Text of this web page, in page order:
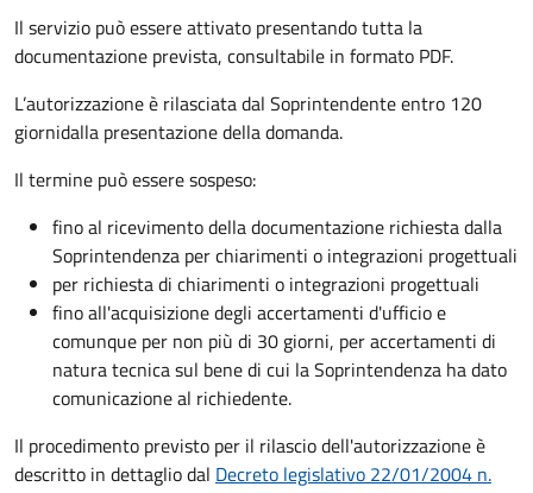
Il servizio può essere attivato presentando tutta la
documentazione prevista, consultabile in formato PDF.
L’autorizzazione è rilasciata dal Soprintendente entro 120
giornidalla presentazione della domanda.
Il termine può essere sospeso:
fino al ricevimento della documentazione richiesta dalla
Soprintendenza per chiarimenti o integrazioni progettuali
per richiesta di chiarimenti o integrazioni progettuali
fino all'acquisizione degli accertamenti d'ufficio e
comunque per non più di 30 giorni, per accertamenti di
natura tecnica sul bene di cui la Soprintendenza ha dato
comunicazione al richiedente.
Il procedimento previsto per il rilascio dell'autorizzazione è
descritto in dettaglio dal Decreto legislativo 22/01/2004 n.